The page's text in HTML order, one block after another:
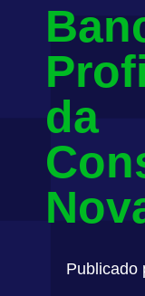
da
Publicado